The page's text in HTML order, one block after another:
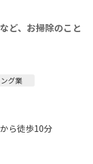
ど、お掃除のこと
グ業
ら徒歩10分